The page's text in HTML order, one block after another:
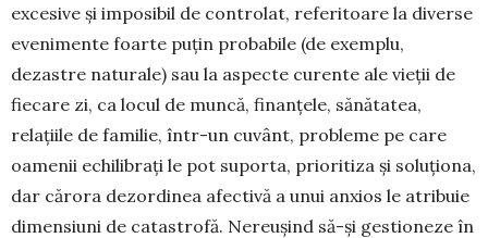
excesive și imposibil de con­trolat, refe­ritoare la diverse
eve­nimente foarte puțin probabile (de exemplu,
dezastre naturale) sau la aspecte curente ale vieții de
fiecare zi, ca locul de muncă, finanțele, sănă­tatea,
relațiile de familie, într-un cuvânt, probleme pe care
oamenii echilibrați le pot suporta, priori­tiza și soluționa,
dar cărora dezordinea afectivă a unui anxios le atribuie
dimensiuni de catastrofă. Nereușind să-și gestioneze în